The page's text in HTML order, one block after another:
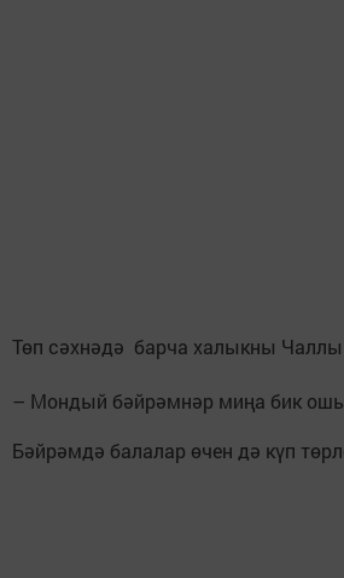
Төп сәхнәдә барча халыкны
– Мондый бәйрәмнәр миңа бик
Бәйрәмдә балалар өчен дә күп